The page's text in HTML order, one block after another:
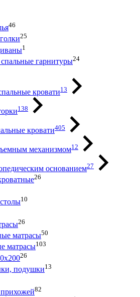
46
25
1
гарнитуры24
кровати13
138
кровати405
механизмом12
основанием27
26
10
26
матрасы50
матрасы103
26
подушки13
82